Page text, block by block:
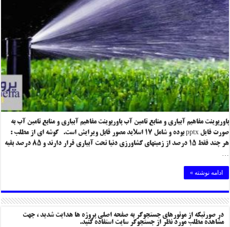
پاورپوینت مفاهیم آبیاری و منابع تامین آب پاورپوینت مفاهیم آبیاری و منابع تامین آب به
صورت فایل pptx بوده و شامل ۱۷ اسلاید مصور قابل ویرایش است. گوشه ای از مطلب :
هر چند فقط ۱۵ درصد از زمینهای کشاورزی دنیا تحت آبیاری قرار دارند و ۸۵ درصد بقیه
…
ادامه نوشته »
در صورتیکه از موتورهای جستجوگر به صفحه اصلی پروژه ها هدایت شدید ، جهت
مشاهده مطلب مورد نظر از جستجوگر سایت استفاده کنید.